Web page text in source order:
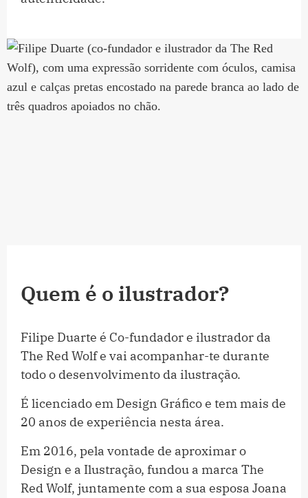
Quem é o ilustrador?
Filipe Duarte é Co-fundador e ilustrador da
The Red Wolf e vai acompanhar-te durante
todo o desenvolvimento da ilustração.
É licenciado em Design Gráfico e tem mais de
20 anos de experiência nesta área.
Em 2016, pela vontade de aproximar o
Design e a Ilustração, fundou a marca The
Red Wolf, juntamente com a sua esposa Joana